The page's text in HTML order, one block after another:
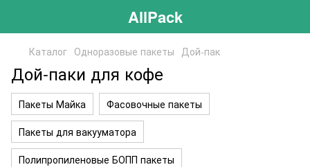
AllPack
Каталог Одноразовые пакеты Дой-пак
Дой-паки для кофе
Пакеты Майка
Фасовочные пакеты
Пакеты для вакууматора
Полипропиленовые БОПП пакеты